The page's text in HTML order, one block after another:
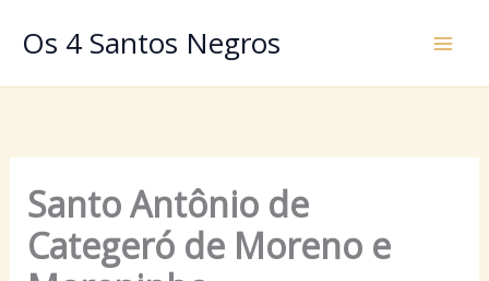
paraOs 4 Santos Negros
Santo Antônio de
Categeró de Moreno e